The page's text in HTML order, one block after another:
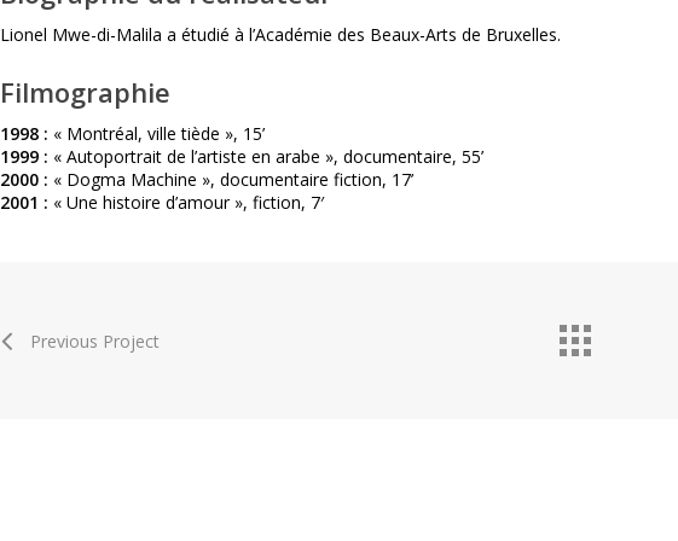
Lionel Mwe-di-Malila a étudié à l’Académie des Beaux-Arts de Bruxelles.
Filmographie
1998 : « Montréal, ville tiède », 15’
1999 : « Autoportrait de l’artiste en arabe », documentaire, 55’
2000 : « Dogma Machine », documentaire fiction, 17’
2001 : « Une histoire d’amour », fiction, 7′
Previous Project